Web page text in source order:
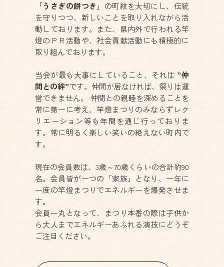
「うさぎの餅つき」 の町紋を大切にし、伝統
を守りつつ、新しいことを取り入れながら活
動しております。また、県内外で行われる竿
燈のＰＲ活動や、社会貢献活動にも積極的に
取り組んでおります。
当会が最も大事にしていること、それは ”仲
間との絆”です。仲間が居なければ、祭りは運
営できません。 仲間との親睦を深めることを
常に第一に考え、竿燈まつりのみならずレク
リエーション等も年間を通じ行っておりま
す。常に明るく楽しい笑いの絶えない町内で
す。
現在の会員数は、3歳～70歳くらいの合計約90
名。会員皆が一つの「家族」となり、一年に
一度の竿燈まつりでエネルギーを爆発させま
す。
会員一丸となって、まつり本番の際は子供か
ら大人までエネルギーあふれる演技にどうぞ
ご注目ください。